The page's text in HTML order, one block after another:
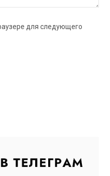
для следующего